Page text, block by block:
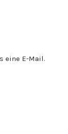
eine E-Mail.